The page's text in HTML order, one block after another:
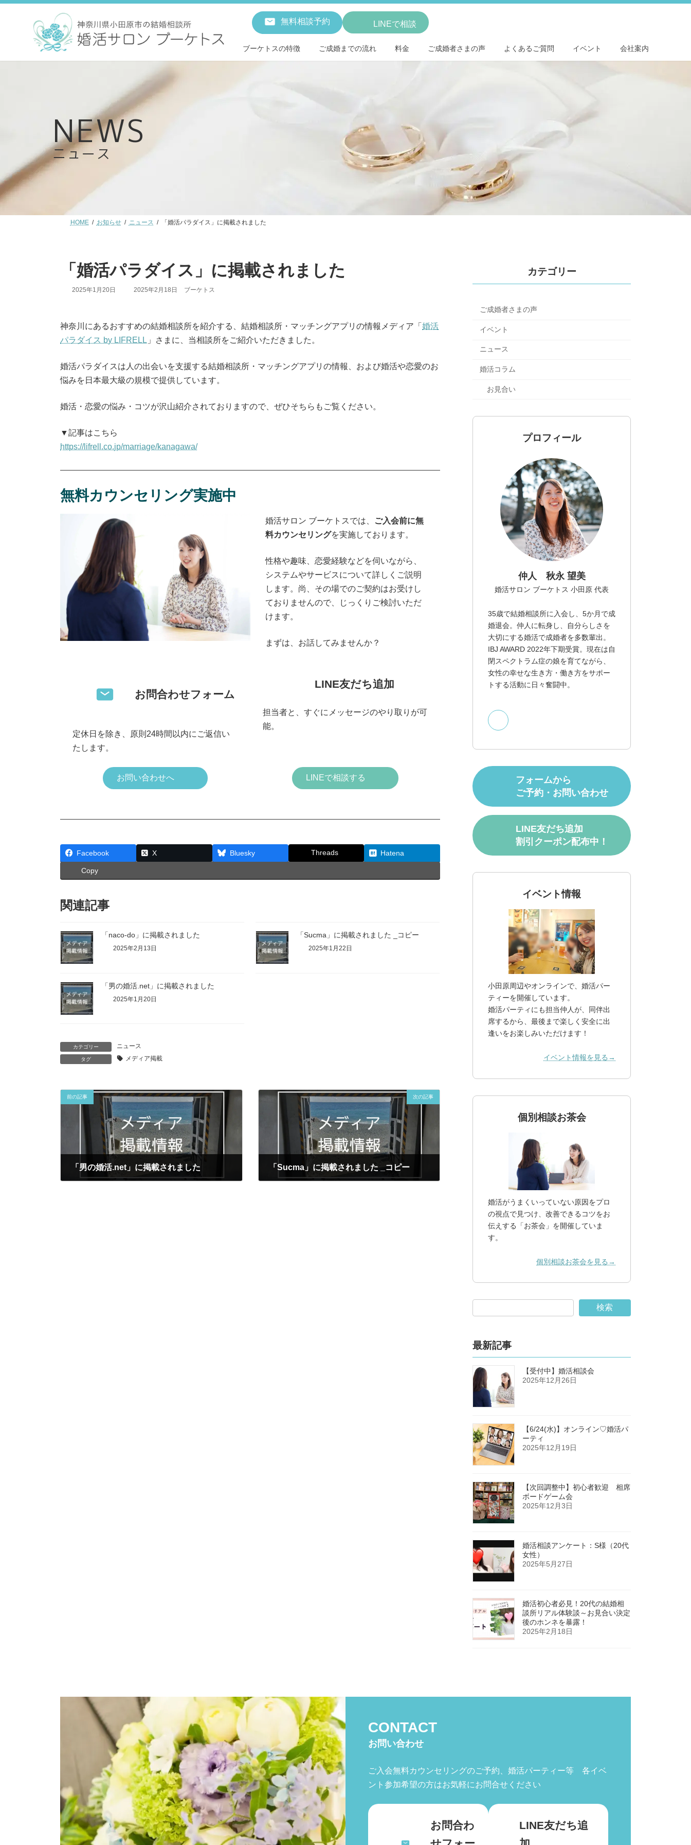
コ
ナ
無料相談予約 LINEで相談
ブーケトスの特徴 ご成婚までの流れ 料金 ご成婚者さまの声 よくあるご質問 イベント 会社案内
ニュース
HOME お知らせ ニュース 「婚活パラダイス」に掲載されました
「婚活パラダイス」に掲載されました
2025年1月20日
最
日
:
2025年2月18日 ブーケトス
神奈川にあるおすすめの結婚相談所を紹介する、結婚相談所・マッチングアプリの情報メディア「 婚活
パラダイス by LIFRELL 」さまに、当相談所をご紹介いただきました。
婚活パラダイスは人の出会いを支援する結婚相談所・マッチングアプリの情報、および婚活や恋愛のお
悩みを日本最大級の規模で提供しています。
婚活・恋愛の悩み・コツが沢山紹介されておりますので、ぜひそちらもご覧ください。
▼記事はこちら
https://lifrell.co.jp/marriage/kanagawa/
無料カウンセリング実施中
婚活サロン ブーケトスでは、
ご入会前に無
料カウンセリングを実施しております。
性格や趣味、恋愛経験などを伺いながら、
システムやサービスについて詳しくご説明
します。尚、その場でのご契約はお受けし
ておりませんので、じっくりご検討いただ
けます。
まずは、お話してみませんか？
お問合わせフォーム
定休日を除き、原則24時間以内にご返信い
たします。
お問い合わせへ
LINE友だち追加
担当者と、すぐにメッセージのやり取りが可
能。
LINEで相談する
Facebook X Bluesky Threads Hatena
Copy
関連記事
「naco-do」に掲載されました
2025年2月13日
「Sucma」に掲載されました _コピー
2025年1月22日
「男の婚活.net」に掲載されました
2025年1月20日
カテゴリー ニュース
タグ メディア掲載
前の記事
「男の婚活.net」に掲載されました
次の記事
「Sucma」に掲載されました _コピー
カテゴリー
ご成婚者さまの声
イベント
ニュース
婚活コラム
お見合い
プロフィール
仲人 秋永 望美
婚活サロン ブーケトス 小田原 代表
35歳で結婚相談所に入会し、5か月で成
婚退会。仲人に転身し、自分らしさを
大切にする婚活で成婚者を多数輩出。
IBJ AWARD 2022年下期受賞。現在は自
閉スペクトラム症の娘を育てながら、
女性の幸せな生き方・働き方をサポー
トする活動に日々奮闘中。
フォームから
ご予約・お問い合わせ
LINE友だち追加
割引クーポン配布中！
イベント情報
小田原周辺やオンラインで、婚活パー
ティーを開催しています。
婚活パーティにも担当仲人が、同伴出
席するから、最後まで楽しく安全に出
逢いをお楽しみいただけます！
イベント情報を見る→
個別相談お茶会
婚活がうまくいっていない原因をプロ
の視点で見つけ、改善できるコツをお
伝えする「お茶会」を開催していま
す。
個別相談お茶会を見る→
検索
最新記事
【受付中】婚活相談会
2025年12月26日
【6/24(水)】オンライン♡婚活パ
ーティ
2025年12月19日
【次回調整中】初心者歓迎 相席
ボードゲーム会
2025年12月3日
婚活相談アンケート：S様（20代
女性）
2025年5月27日
婚活初心者必見！20代の結婚相
談所リアル体験談～お見合い決定
後のホンネを暴露！
2025年2月18日
CONTACT
お問い合わせ
ご入会無料カウンセリングのご予約、婚活パーティー等 各イベ
ント参加希望の方はお気軽にお問合せください
お問合わ
LINE友だち追